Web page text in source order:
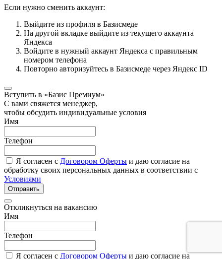
Если нужно сменить аккаунт:
Выйдите из профиля в Базисмеде
На другой вкладке выйдите из текущего аккаунта
Яндекса
Войдите в нужный аккаунт Яндекса с правильным
номером телефона
Повторно авторизуйтесь в Базисмеде через Яндекс ID
Вступить в «Базис Премиум»
С вами свяжется менеджер,
чтобы обсудить индивидуальные условия
Имя
Телефон
Я согласен с Договором Оферты и даю согласие на
обработку своих персональных данных в соответствии с
Условиями
Отправить
Откликнуться на вакансию
Имя
Телефон
Я согласен с Договором Оферты и даю согласие на